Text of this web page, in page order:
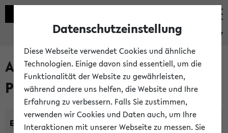
eKVV
Alle noch stattfindenden
Prüfungen
Einrichtung:
Datenschutzeinstellung
Diese Webseite verwendet Cookies und ähnliche
Technologien. Einige davon sind essentiell, um die
Funktionalität der Website zu gewährleisten,
während andere uns helfen, die Website und Ihre
Erfahrung zu verbessern. Falls Sie zustimmen,
verwenden wir Cookies und Daten auch, um Ihre
Interaktionen mit unserer Webseite zu messen. Sie